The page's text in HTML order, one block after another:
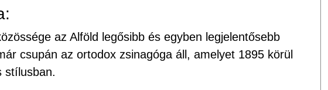
az Alföld legősibb és egyben legjelentősebb
csupán az ortodox zsinagóga áll, amelyet 1895 körül
stílusban.